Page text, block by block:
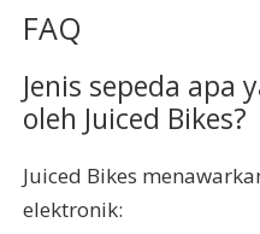
FAQ
Jenis sepeda apa
oleh Juiced Bikes?
Juiced Bikes
elektronik: